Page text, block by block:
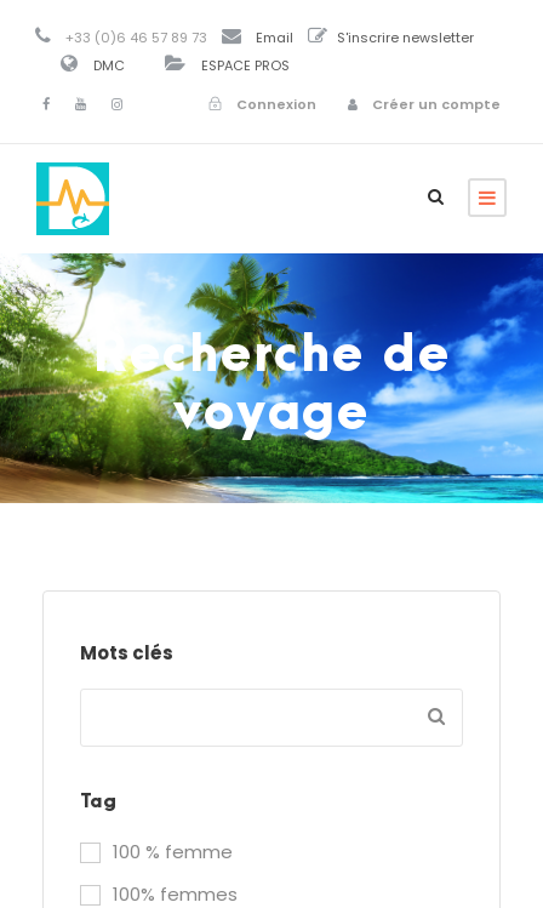
+33 (0)6 46 57 89 73 Email
S'inscrire newsletter
DMC
ESPACE PROS
Connexion
Créer un compte
Recherche de
voyage
Mots clés
Tag
100 % femme
100% femmes